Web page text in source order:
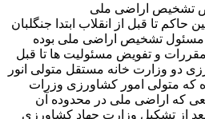
تشخیص اراضی ملی
حاکم تا قبل از انقلاب ابتدا جنگلبان
تشخیص اراضی ملی بوده
مقررات و تفویض مسئولیت ها تا قبل
دو وزارت خانه مستقل متولی انور
که متولی امور کشاورزی وزرات
که اراضی ملی در محدوده آن
از تشکیل وزارت جهاد کشاورزی